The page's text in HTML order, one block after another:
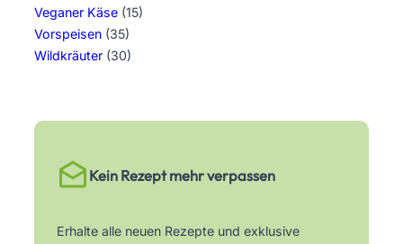
Veganer Käse (15)
Vorspeisen (35)
Wildkräuter (30)
Kein Rezept mehr verpassen
Erhalte alle neuen Rezepte und exklusive